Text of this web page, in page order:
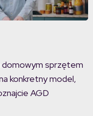
domowym sprzętem
konkretny model,
AGD